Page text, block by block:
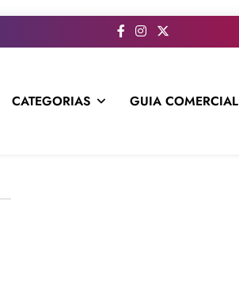
CATEGORIAS GUIA COMERCIAL